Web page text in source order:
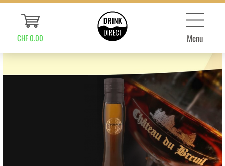
CHF 0.00 Menu